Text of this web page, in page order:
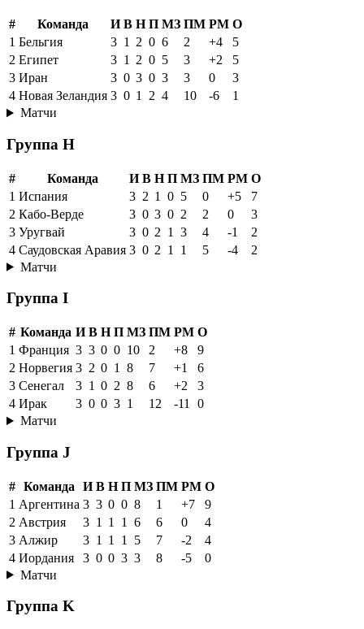
# Команда И В Н П МЗ ПМ РМ О
1 Бельгия 3 1 2 0 6 2 +4
5
2 Египет 3 1 2 0 5 3 +2
5
3 Иран 3 0 3 0 3 3 0
3
4 Новая Зеландия 3 0 1 2 4 10 -6
1
Матчи
Группа H
# Команда И В Н П МЗ ПМ РМ О
1 Испания 3 2 1 0 5 0 +5
7
2 Кабо-Верде 3 0 3 0 2 2 0
3
3 Уругвай 3 0 2 1 3 4 -1
2
4 Саудовская Аравия 3 0 2 1 1 5 -4
2
Матчи
Группа I
# Команда И В Н П МЗ ПМ РМ О
1 Франция 3 3 0 0 10 2 +8
9
2 Норвегия 3 2 0 1 8 7 +1
6
3 Сенегал 3 1 0 2 8 6 +2
3
4 Ирак 3 0 0 3 1 12 -11
0
Матчи
Группа J
# Команда И В Н П МЗ ПМ РМ О
1 Аргентина 3 3 0 0 8 1 +7
9
2 Австрия 3 1 1 1 6 6 0
4
3 Алжир 3 1 1 1 5 7 -2
4
4 Иордания 3 0 0 3 3 8 -5
0
Матчи
Группа K